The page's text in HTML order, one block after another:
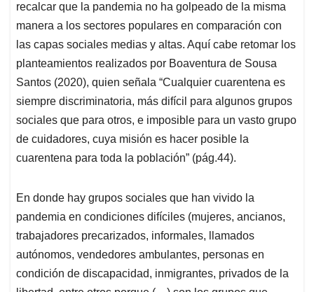
recalcar que la pandemia no ha golpeado de la misma
manera a los sectores populares en comparación con
las capas sociales medias y altas. Aquí cabe retomar los
planteamientos realizados por Boaventura de Sousa
Santos (2020), quien señala “Cualquier cuarentena es
siempre discriminatoria, más difícil para algunos grupos
sociales que para otros, e imposible para un vasto grupo
de cuidadores, cuya misión es hacer posible la
cuarentena para toda la población” (pág.44).
En donde hay grupos sociales que han vivido la
pandemia en condiciones difíciles (mujeres, ancianos,
trabajadores precarizados, informales, llamados
autónomos, vendedores ambulantes, personas en
condición de discapacidad, inmigrantes, privados de la